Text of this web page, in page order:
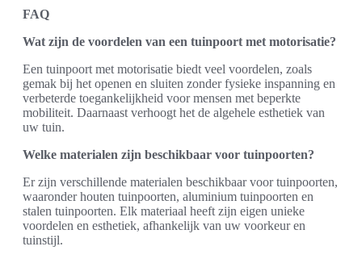
FAQ
Wat zijn de voordelen van een tuinpoort met motorisatie?
Een tuinpoort met motorisatie biedt veel voordelen, zoals
gemak bij het openen en sluiten zonder fysieke inspanning en
verbeterde toegankelijkheid voor mensen met beperkte
mobiliteit. Daarnaast verhoogt het de algehele esthetiek van
uw tuin.
Welke materialen zijn beschikbaar voor tuinpoorten?
Er zijn verschillende materialen beschikbaar voor tuinpoorten,
waaronder houten tuinpoorten, aluminium tuinpoorten en
stalen tuinpoorten. Elk materiaal heeft zijn eigen unieke
voordelen en esthetiek, afhankelijk van uw voorkeur en
tuinstijl.